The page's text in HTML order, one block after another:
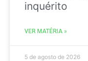
inquérito
VER MATÉRIA »
5 de agosto de 2026